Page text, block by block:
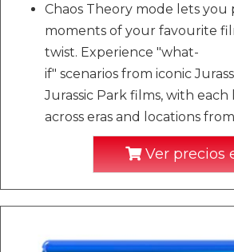
Chaos Theory mode lets
moments of your favourite
twist. Experience "what-
if" scenarios from iconic
Jurassic Park films, with each
across eras and locations
Ver precios